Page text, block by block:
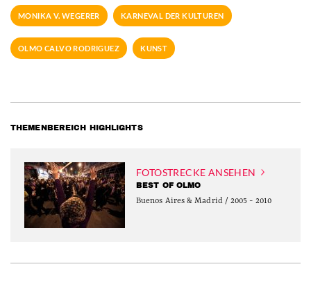
MONIKA V. WEGERER KARNEVAL DER KULTUREN
OLMO CALVO RODRIGUEZ KUNST
THEMENBEREICH HIGHLIGHTS
FOTOSTRECKE ANSEHEN
BEST OF OLMO
Buenos Aires & Madrid / 2005 - 2010